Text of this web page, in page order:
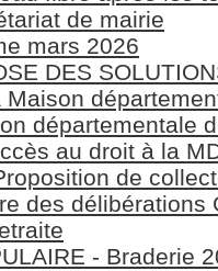
de mairie
mars 2026
DES
Maison
départementale
au droit à la
de
des délibérations
- Braderie